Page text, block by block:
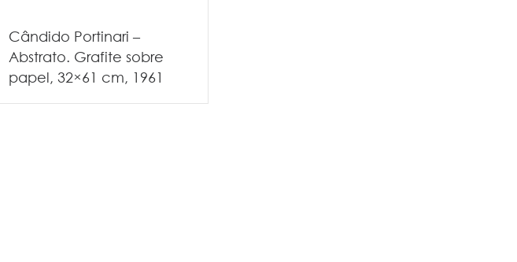
Cândido Portinari –
Abstrato. Grafite sobre
papel, 32×61 cm, 1961